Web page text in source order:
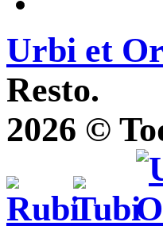
Urbi et
Resto.
2026 ©